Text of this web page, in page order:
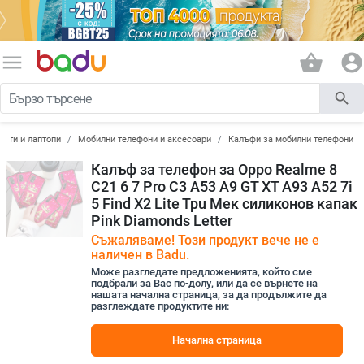
menu shopping_basket account_circle
search
и лаптопи Мобилни телефони и аксесоари Калъфи за мобилни телефони
Калъф за телефон за Oppo Realme 8
C21 6 7 Pro C3 A53 A9 GT XT A93 A52 7i
5 Find X2 Lite Tpu Мек силиконов капак
Pink Diamonds Letter
Съжаляваме! Този продукт вече не е
наличен в Badu.
Може разгледате предложенията, който сме
подбрали за Вас по-долу, или да се върнете на
нашата начална страница, за да продължите да
разглеждате продуктите ни:
Начална страница